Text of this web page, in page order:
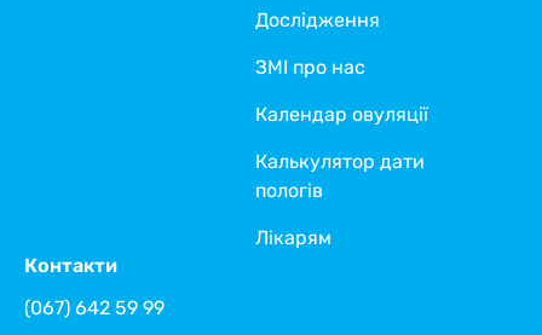
Дослідження
ЗМІ про нас
Календар овуляції
Калькулятор дати
пологів
Лікарям
Контакти
(067) 642 59 99